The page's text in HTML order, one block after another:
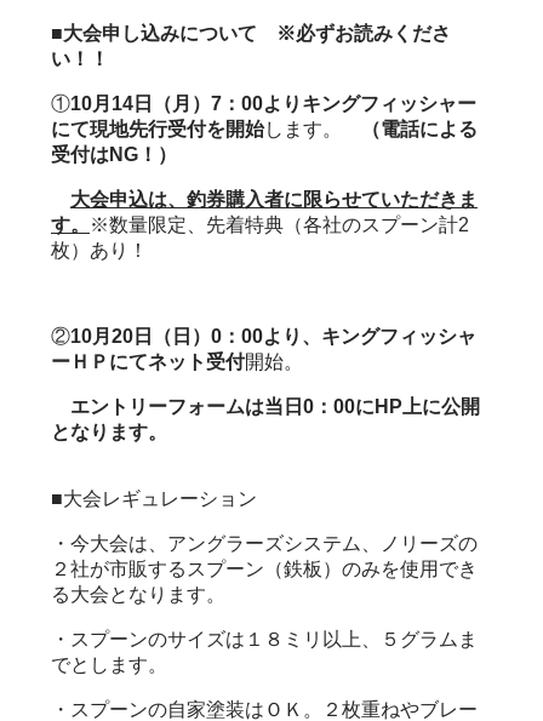
■大会申し込みについて ※必ずお読みくださ
い！！
①10月14日（月）7：00よりキングフィッシャー
にて現地先行受付を開始します。
（電話による
受付はNG！）
大会申込は、釣券購入者に限らせていただきま
す。
※数量限定、先着特典（各社のスプーン計2
枚）あり！
②10月20日（日）0：00より、キングフィッシャ
ーＨＰにてネット受付開始。
エントリーフォームは当日0：00にHP上に公開
となります。
■大会レギュレーション
・今大会は、アングラーズシステム、ノリーズの
２社が市販するスプーン（鉄板）のみを使用でき
る大会となります。
・スプーンのサイズは１８ミリ以上、５グラムま
でとします。
・スプーンの自家塗装はＯＫ。２枚重ねやブレー